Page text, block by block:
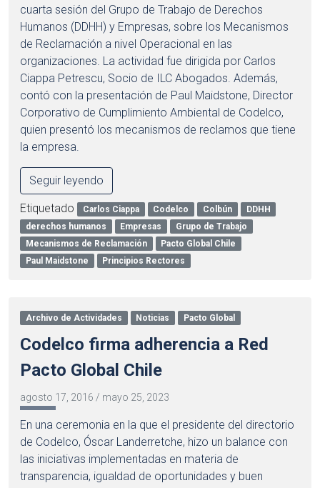
cuarta sesión del Grupo de Trabajo de Derechos
Humanos (DDHH) y Empresas, sobre los Mecanismos
de Reclamación a nivel Operacional en las
organizaciones. La actividad fue dirigida por Carlos
Ciappa Petrescu, Socio de ILC Abogados. Además,
contó con la presentación de Paul Maidstone, Director
Corporativo de Cumplimiento Ambiental de Codelco,
quien presentó los mecanismos de reclamos que tiene
la empresa.
Seguir leyendo
Etiquetado Carlos Ciappa Codelco Colbún
DDHH
derechos humanos
Empresas
Grupo de Trabajo
Mecanismos de Reclamación
Pacto Global Chile
Paul Maidstone
Principios Rectores
Archivo de Actividades Noticias Pacto Global
Codelco firma adherencia a Red
Pacto Global Chile
agosto 17, 2016 / mayo 25, 2023
En una ceremonia en la que el presidente del directorio
de Codelco, Óscar Landerretche, hizo un balance con
las iniciativas implementadas en materia de
transparencia, igualdad de oportunidades y buen